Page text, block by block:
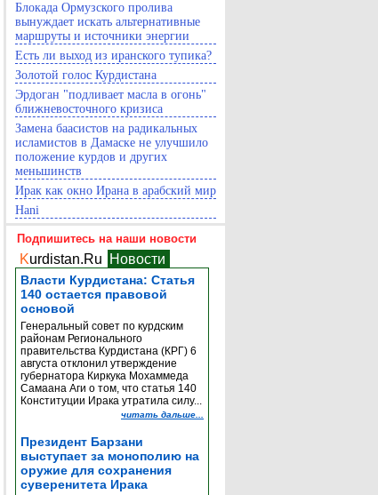
Блокада Ормузского пролива
вынуждает искать альтернативные
маршруты и источники энергии
Есть ли выход из иранского тупика?
Золотой голос Курдистана
Эрдоган "подливает масла в огонь"
ближневосточного кризиса
Замена баасистов на радикальных
исламистов в Дамаске не улучшило
положение курдов и других
меньшинств
Ирак как окно Ирана в арабский мир
Hani
Подпишитесь на наши новости
Kurdistan.Ru Новости
Власти Курдистана: Статья
140 остается правовой
основой
Генеральный совет по курдским
районам Регионального
правительства Курдистана (КРГ) 6
августа отклонил утверждение
губернатора Киркука Мохаммеда
Самаана Аги о том, что статья 140
Конституции Ирака утратила силу...
читать дальше...
Президент Барзани
выступает за монополию на
оружие для сохранения
суверенитета Ирака